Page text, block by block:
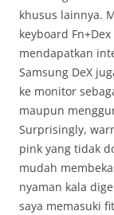
khusus lainnya.
keyboard
mendapatkan
Samsung DeX
ke monitor
maupun
Surprisingly,
pink yang tidak
mudah
nyaman kala
saya memasuki